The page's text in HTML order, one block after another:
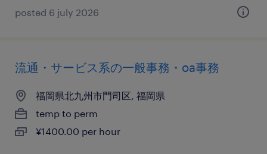
posted 6 july 2026
流通・サービス系の一般事務・oa事務
福岡県北九州市門司区, 福岡県
temp to perm
¥1400.00 per hour